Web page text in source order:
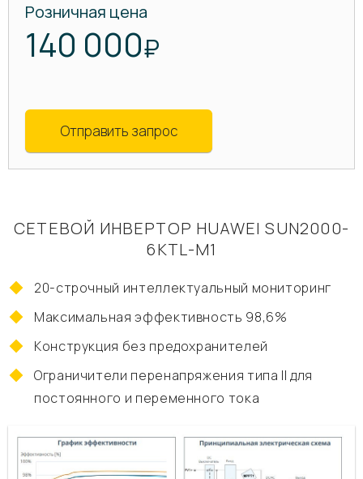
Розничная цена
140 000₽
Отправить запрос
СЕТЕВОЙ ИНВЕРТОР HUAWEI SUN2000-
6KTL-M1
20-строчный интеллектуальный мониторинг
Максимальная эффективность 98,6%
Конструкция без предохранителей
Ограничители перенапряжения типа II для
постоянного и переменного тока